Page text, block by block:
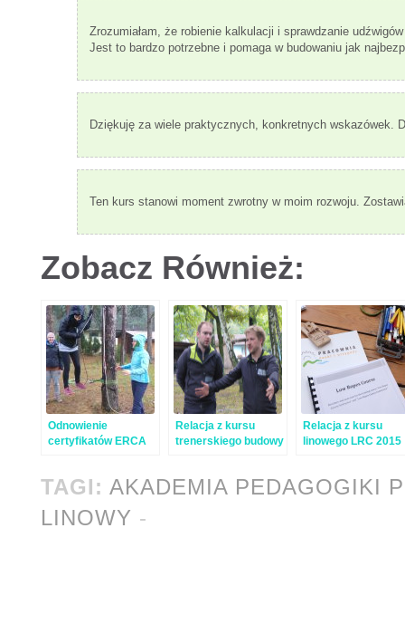
Zrozumiałam, że robienie kalkulacji i sprawdzanie
Jest to bardzo potrzebne i pomaga w budowaniu jak
Dziękuję za wiele praktycznych, konkretnych wskazówek.
Ten kurs stanowi moment zwrotny w moim rozwoju.
Zobacz Również:
Odnowienie
certyfikatów ERCA
Relacja z kursu
trenerskiego budowy
Relacja z kursu
linowego LRC 2015
TAGI: AKADEMIA PEDAGOGIKI
LINOWY -